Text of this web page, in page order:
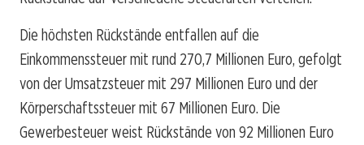
Die höchsten Rückstände entfallen auf die
Einkommenssteuer mit rund 270,7 Millionen Euro, gefolgt
von der Umsatzsteuer mit 297 Millionen Euro und der
Körperschaftssteuer mit 67 Millionen Euro. Die
Gewerbesteuer weist Rückstände von 92 Millionen Euro